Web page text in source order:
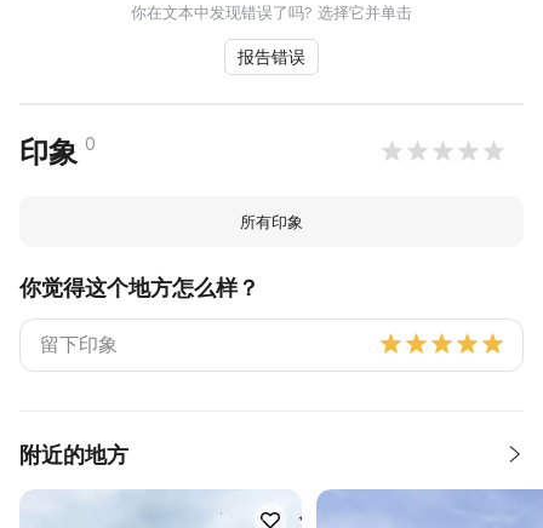
你在文本中发现错误了吗? 选择它并单击
报告错误
印象 0
所有印象
你觉得这个地方怎么样？
附近的地方